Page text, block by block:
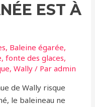
EST À
, Baleine égarée,
,fonte des glaces,
,Wally / Paradmin
de Wally risque
le baleineau ne